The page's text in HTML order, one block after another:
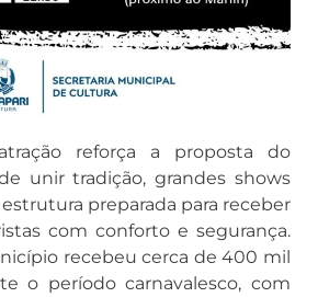
reforça a proposta do
unir tradição, grandes shows
preparada para receber
com conforto e segurança.
recebeu cerca de 400 mil
o período carnavalesco, com